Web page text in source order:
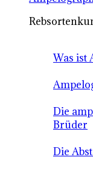
Was ist
Die
Brüder
Die